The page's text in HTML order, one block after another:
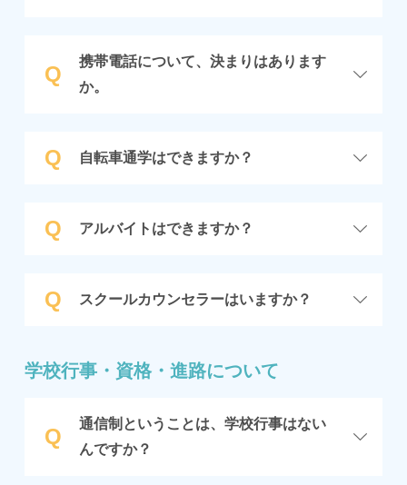
Q
携帯電話について、決まりはあります
か。
Q 自転車通学はできますか？
Q アルバイトはできますか？
Q スクールカウンセラーはいますか？
学校行事・資格・進路について
Q
通信制ということは、学校行事はない
んですか？